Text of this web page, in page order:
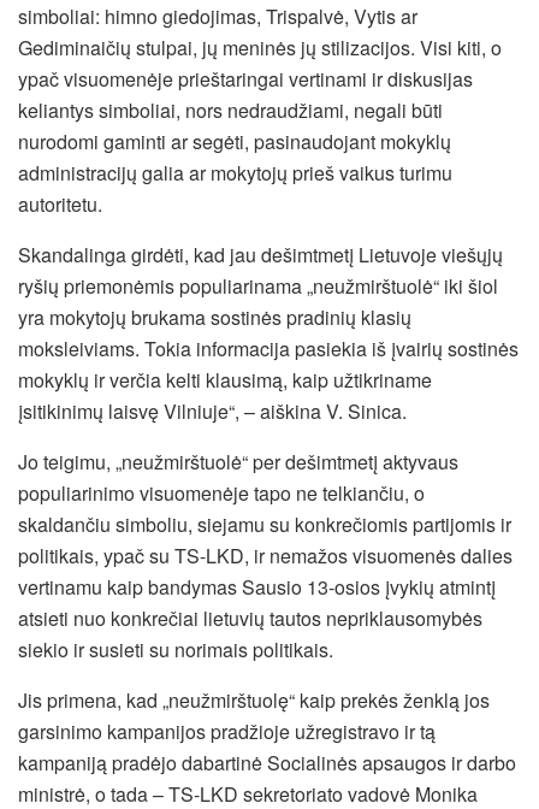
simboliai: himno giedojimas, Trispalvė, Vytis ar
Gediminaičių stulpai, jų meninės jų stilizacijos. Visi kiti, o
ypač visuomenėje prieštaringai vertinami ir diskusijas
keliantys simboliai, nors nedraudžiami, negali būti
nurodomi gaminti ar segėti, pasinaudojant mokyklų
administracijų galia ar mokytojų prieš vaikus turimu
autoritetu.
Skandalinga girdėti, kad jau dešimtmetį Lietuvoje viešųjų
ryšių priemonėmis populiarinama „neužmirštuolė“ iki šiol
yra mokytojų brukama sostinės pradinių klasių
moksleiviams. Tokia informacija pasiekia iš įvairių sostinės
mokyklų ir verčia kelti klausimą, kaip užtikriname
įsitikinimų laisvę Vilniuje“, – aiškina V. Sinica.
Jo teigimu, „neužmirštuolė“ per dešimtmetį aktyvaus
populiarinimo visuomenėje tapo ne telkiančiu, o
skaldančiu simboliu, siejamu su konkrečiomis partijomis ir
politikais, ypač su TS-LKD, ir nemažos visuomenės dalies
vertinamu kaip bandymas Sausio 13-osios įvykių atmintį
atsieti nuo konkrečiai lietuvių tautos nepriklausomybės
siekio ir susieti su norimais politikais.
Jis primena, kad „neužmirštuolę“ kaip prekės ženklą jos
garsinimo kampanijos pradžioje užregistravo ir tą
kampaniją pradėjo dabartinė Socialinės apsaugos ir darbo
ministrė, o tada – TS-LKD sekretoriato vadovė Monika